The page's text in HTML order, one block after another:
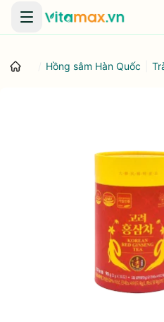
Danh mục
Hồng sâm Hàn Quốc